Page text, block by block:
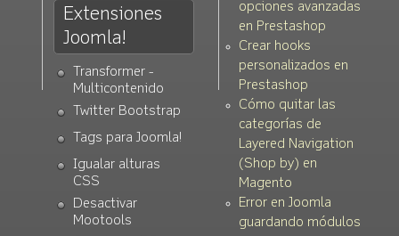
Extensiones
Joomla!
Transformer -
Multicontenido
Twitter Bootstrap
Tags para Joomla!
Igualar alturas
CSS
Desactivar
Mootools
opciones avanzadas
en Prestashop
Crear hooks
personalizados en
Prestashop
Cómo quitar las
categorías de
Layered Navigation
(Shop by) en
Magento
Error en Joomla
guardando módulos